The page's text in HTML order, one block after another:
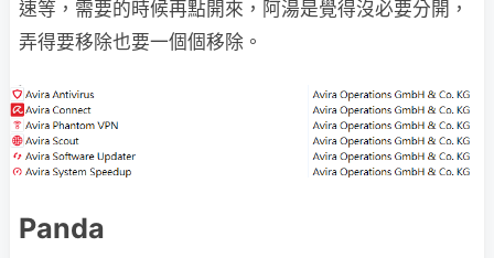
速等，需要的時候再點開來，阿湯是覺得沒必要分開，
弄得要移除也要一個個移除。
Panda